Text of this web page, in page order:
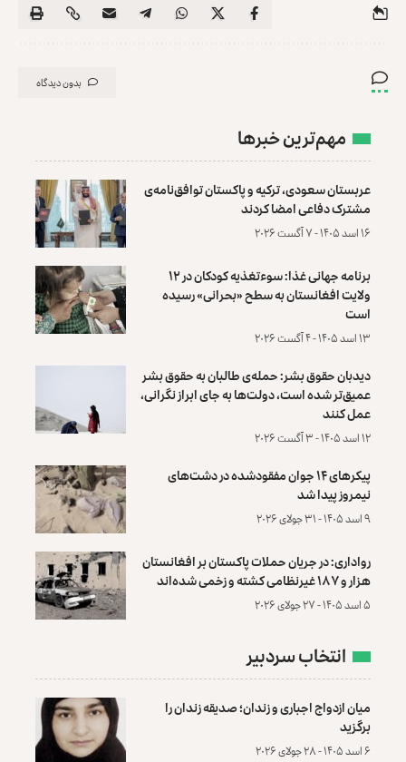
بدون دیدگاه
مهم‌ترین خبرها
عربستان سعودی، ترکیه و پاکستان توافق‌نامه‌ی
مشترک دفاعی امضا کردند
۱۶ اسد ۱۴۰۵ - ۷ آگست ۲۰۲۶
برنامه جهانی غذا: سوءتغذیه کودکان در ۱۲
ولایت افغانستان به سطح «بحرانی» رسیده
است
۱۳ اسد ۱۴۰۵ - ۴ آگست ۲۰۲۶
دیدبان حقوق بشر: حمله‌ی طالبان به حقوق بشر
عمیق‌تر شده است، دولت‌ها به جای ابراز نگرانی،
عمل کنند
۱۲ اسد ۱۴۰۵ - ۳ آگست ۲۰۲۶
پیکرهای ۱۴ جوان مفقودشده در دشت‌های
نیمروز پیدا شد
۹ اسد ۱۴۰۵ - ۳۱ جولای ۲۰۲۶
رواداری: در جریان حملات پاکستان بر افغانستان
هزار و ۱۸۷ غیرنظامی کشته و زخمی شده‌اند
۵ اسد ۱۴۰۵ - ۲۷ جولای ۲۰۲۶
انتخاب سردبیر
میان ازدواج اجباری و زندان؛ صدیقه زندان را
برگزید
۶ اسد ۱۴۰۵ - ۲۸ جولای ۲۰۲۶